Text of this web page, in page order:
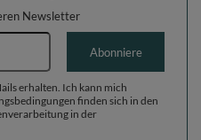
Newsletter
E-Mail-Adresse
Abonniere
erhalten. Ich kann mich
finden sich in den
in der